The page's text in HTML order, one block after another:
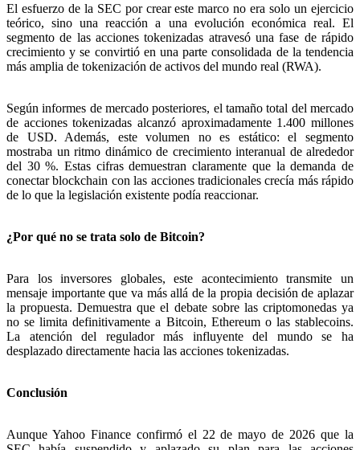
El esfuerzo de la SEC por crear este marco no era solo un ejercicio
teórico, sino una reacción a una evolución económica real. El
segmento de las acciones tokenizadas atravesó una fase de rápido
crecimiento y se convirtió en una parte consolidada de la tendencia
más amplia de tokenización de activos del mundo real (RWA).
Según informes de mercado posteriores, el tamaño total del mercado
de acciones tokenizadas alcanzó aproximadamente 1.400 millones
de USD. Además, este volumen no es estático: el segmento
mostraba un ritmo dinámico de crecimiento interanual de alrededor
del 30 %. Estas cifras demuestran claramente que la demanda de
conectar blockchain con las acciones tradicionales crecía más rápido
de lo que la legislación existente podía reaccionar.
¿Por qué no se trata solo de Bitcoin?
Para los inversores globales, este acontecimiento transmite un
mensaje importante que va más allá de la propia decisión de aplazar
la propuesta. Demuestra que el debate sobre las criptomonedas ya
no se limita definitivamente a Bitcoin, Ethereum o las stablecoins.
La atención del regulador más influyente del mundo se ha
desplazado directamente hacia las acciones tokenizadas.
Conclusión
Aunque Yahoo Finance confirmó el 22 de mayo de 2026 que la